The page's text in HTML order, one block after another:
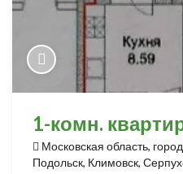
1-комн.
Московская область,
Подольск, Климовск,